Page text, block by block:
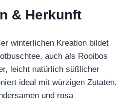
& Herkunft
winterlichen Kreation bildet
auch als Rooibos
leicht natürlich süßlicher
ideal mit würzigen Zutaten.
und rosa